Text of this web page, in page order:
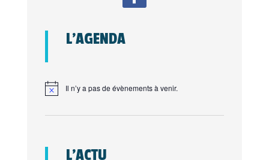
L’AGENDA
Il n’y a pas de évènements à venir.
L’ACTU